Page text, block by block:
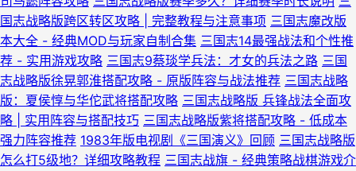
国志战略版跨区转区攻略 | 完整教程与注意事项 三国志魔改版
本大全 - 经典MOD与玩家自制合集 三国志14最强战法和个性推
荐 - 实用游戏攻略 三国志9蔡琰学兵法：才女的兵法之路 三国
志战略版徐晃郭淮搭配攻略 - 原版阵容与战法推荐 三国志战略
版：夏侯惇与华佗武将搭配攻略 三国志战略版 兵锋战法全面攻
略 | 实用阵容与搭配技巧 三国志战略版紫将搭配攻略 - 低成本
强力阵容推荐 1983年版电视剧《三国演义》回顾 三国志战略版
怎么打5级地？详细攻略教程 三国志战旗 - 经典策略战棋游戏介